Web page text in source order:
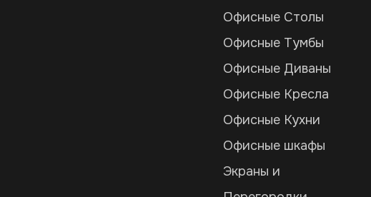
Офисные Столы
Офисные Тумбы
Офисные Диваны
Офисные Кресла
Офисные Кухни
Офисные шкафы
Экраны и